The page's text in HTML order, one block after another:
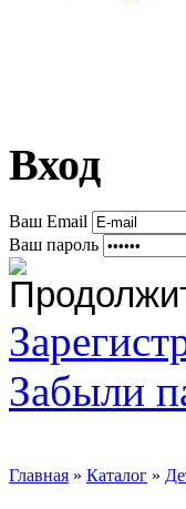
Вход
Ваш Email
Ваш пароль
Забыли
Главная » Каталог »